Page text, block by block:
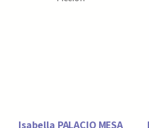
Isabella PALACIO MESA